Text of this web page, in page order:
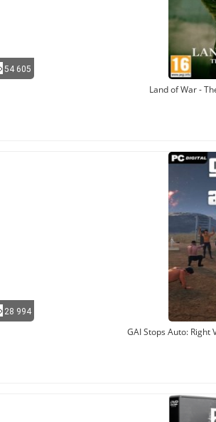
54 605
Land of War -
28 994
GAI Stops Auto: Right